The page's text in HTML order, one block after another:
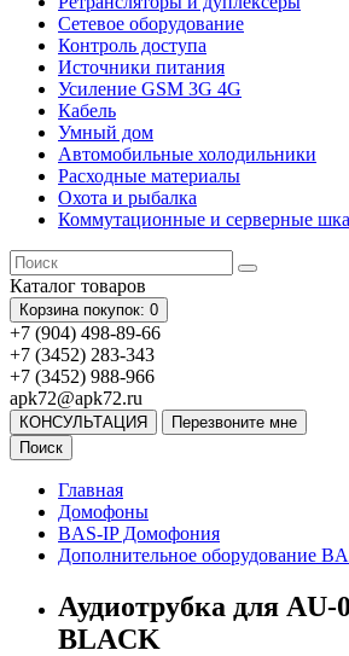
Сетевое оборудование
Контроль доступа
Источники питания
Усиление GSM 3G 4G
Кабель
Умный дом
Автомобильные холодильники
Расходные материалы
Охота и рыбалка
Коммутационные и серверные
Каталог товаров
Корзина покупок: 0
+7 (904) 498-89-66
+7 (3452) 283-343
+7 (3452) 988-966
apk72@apk72.ru
КОНСУЛЬТАЦИЯ
Перезвоните мне
Поиск
Главная
Домофоны
BAS-IP Домофония
Дополнительное оборудование
Аудиотрубка для AU-
BLACK